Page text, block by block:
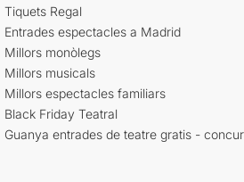
Tiquets Regal
Entrades espectacles a Madrid
Millors monòlegs
Millors musicals
Millors espectacles familiars
Black Friday Teatral
Guanya entrades de teatre gratis -